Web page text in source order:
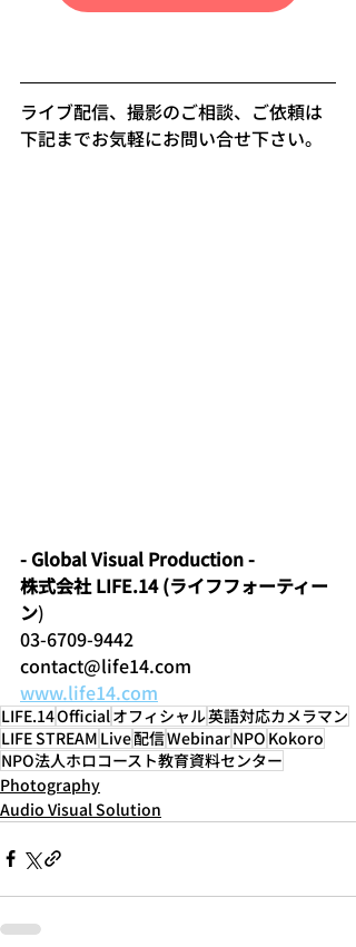
ライブ配信、撮影のご相談、ご依頼は
下記までお気軽にお問い合せ下さい。
- Global Visual Production -
株式会社 LIFE.14 (ライフフォーティー
ン)
03-6709-9442
contact@life14.com
www.life14.com
LIFE.14Official オフィシャル英語対応カメラマン
LIFE STREAM Live配信WebinarNPO Kokoro
NPO法人ホロコースト教育資料センター
Photography
Audio Visual Solution